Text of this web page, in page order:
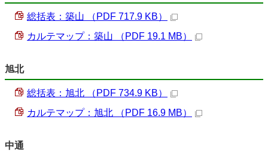
総括表：築山 （PDF 717.9 KB）
カルテマップ：築山 （PDF 19.1 MB）
旭北
総括表：旭北 （PDF 734.9 KB）
カルテマップ：旭北 （PDF 16.9 MB）
中通